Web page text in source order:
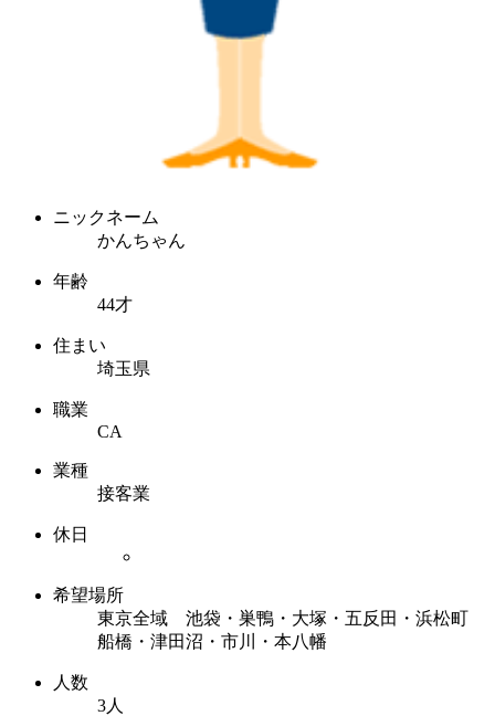
ニックネーム
かんちゃん
年齢
44才
住まい
埼玉県
職業
CA
業種
接客業
休日
希望場所
東京全域 池袋・巣鴨・大塚・五反田・浜松町
船橋・津田沼・市川・本八幡
人数
3人